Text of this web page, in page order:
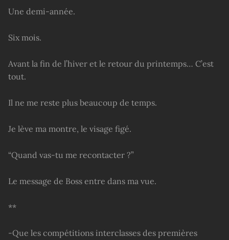
Une demi-année.
Six mois.
Avant la fin de l’hiver et le retour du printemps… C’est
tout.
Il ne me reste plus beaucoup de temps.
Je lève ma montre, le visage figé.
“Quand vas-tu me recontacter ?”
Le message de Boss entre dans ma vue.
**
-Que les compétitions interclasses des premières